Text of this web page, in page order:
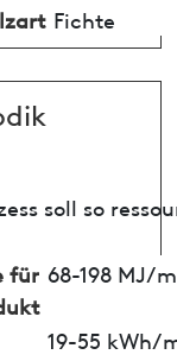
Fichte
soll so
für 68-198 MJ/
19-55 kWh/